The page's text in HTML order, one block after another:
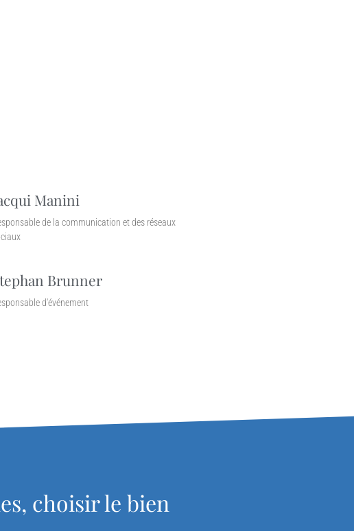
Manini
de la communication et des réseaux
Brunner
d'événement
choisir le bien